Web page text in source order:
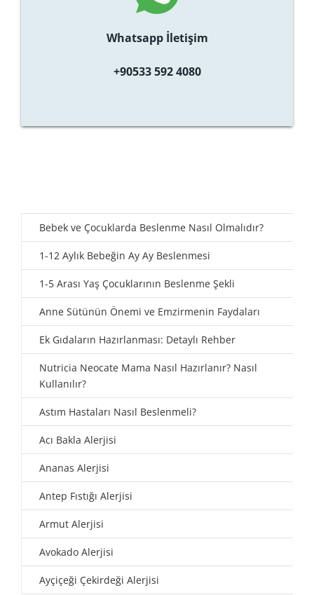
Whatsapp İletişim
+90533 592 4080
Bebek ve Çocuklarda Beslenme Nasıl Olmalıdır?
1-12 Aylık Bebeğin Ay Ay Beslenmesi
1-5 Arası Yaş Çocuklarının Beslenme Şekli
Anne Sütünün Önemi ve Emzirmenin Faydaları
Ek Gıdaların Hazırlanması: Detaylı Rehber
Nutricia Neocate Mama Nasıl Hazırlanır? Nasıl
Kullanılır?
Astım Hastaları Nasıl Beslenmeli?
Acı Bakla Alerjisi
Ananas Alerjisi
Antep Fıstığı Alerjisi
Armut Alerjisi
Avokado Alerjisi
Ayçiçeği Çekirdeği Alerjisi